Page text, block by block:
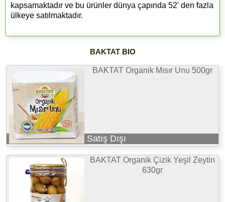
kapsamaktadır ve bu ürünler dünya çapında 52' den fazla
ülkeye satılmaktadır.
BAKTAT BIO
BAKTAT Organik Mısır Unu 500gr
Satış Dışı
BAKTAT Organik Çizik Yeşil Zeytin
630gr